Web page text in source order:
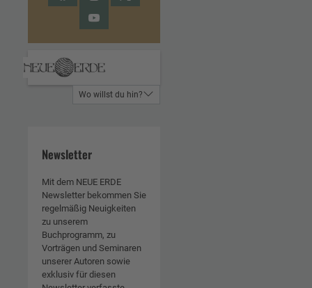
YouTube
Wo willst du hin?
Newsletter
Mit dem NEUE ERDE
Newsletter bekommen Sie
regelmäßig Neuigkeiten
zu unserem
Buchprogramm, zu
Vorträgen und Seminaren
unserer Autoren sowie
exklusiv für diesen